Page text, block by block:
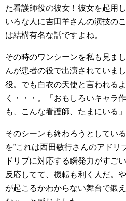
た看護師役の彼女！彼女を起用
いろな人に吉田羊さんの演技の
は結構有名な話ですよね。
その時のワンシーンを私も見ま
んが患者の役で出演されていま
役。でも白衣の天使と言われる
く・・・。「おもしろいキャラ
も、こんな看護師、たまにいる
そのシーンも終わろうとしてい
を”これは西田敏行さんのアドリ
ドリブに対応する瞬発力がすご
反応してて、機転も利く人だ。
が起こるかわからない舞台で鍛